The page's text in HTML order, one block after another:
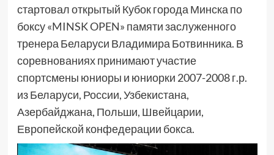
стартовал открытый Кубок города Минска по
боксу «MINSK OPEN» памяти заслуженного
тренера Беларуси Владимира Ботвинника. В
соревнованиях принимают участие
спортсмены юниоры и юниорки 2007-2008 г.р.
из Беларуси, России, Узбекистана,
Азербайджана, Польши, Швейцарии,
Европейской конфедерации бокса.